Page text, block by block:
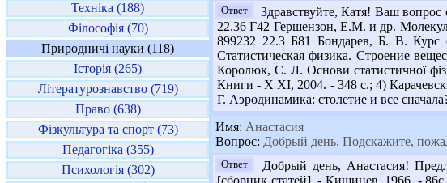
Техніка (188)
Філософія (70)
Природничі науки (118)
Історія (265)
Літературознавство (719)
Право (638)
Фізкультура та спорт (73)
Педагогіка (355)
Психологія (302)
Ответ
Здравствуйте, Катя! Ваш вопрос
22.36 Г42 Гершензон, Е.М. и др.
899232 22.3 Б81 Бондарев, Б. В. Курс
Статистическая физика. Строение
Королюк, С. Л. Основи статистичної
Книги - Х ХІ, 2004. - 348 с.; 4)
Г. Аэродинамика: столетие и все
Имя: Анастасия
Вопрос: Добрый день. Подскажите,
Ответ
Добрый день, Анастасия!
[сборник статей]. - Кишинев, 1966. -